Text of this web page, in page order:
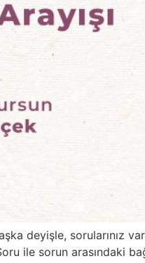
deyişle, sorularınız
Soru ile sorun